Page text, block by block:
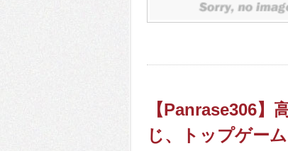
【Panrase306】
じ、トップゲー